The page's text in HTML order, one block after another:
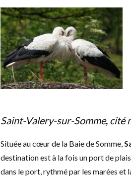
Saint-Valery-sur-Somme, cité
Située au cœur de la Baie de Somme,
destination est à la fois un port de
dans le port, rythmé par les marées et